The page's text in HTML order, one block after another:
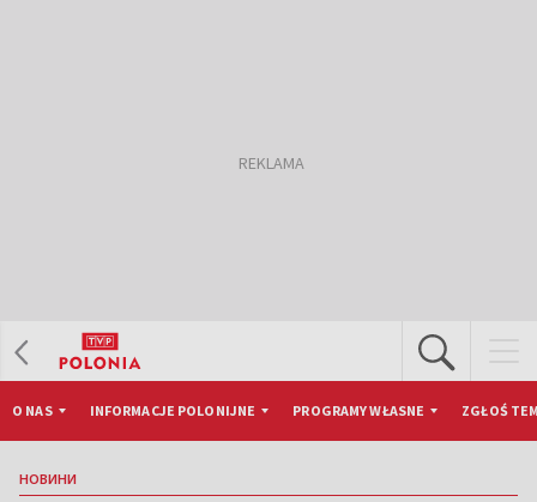
O NAS INFORMACJE POLONIJNE PROGRAMY WŁASNE ZGŁOŚ
НОВИНИ